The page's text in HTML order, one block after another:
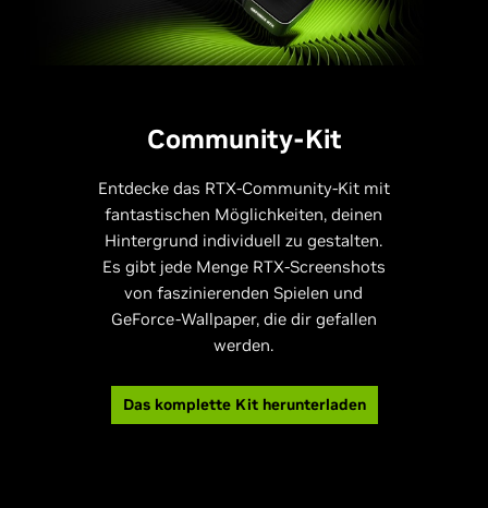
Community-Kit
Entdecke das RTX-Community-Kit mit
fantastischen Möglichkeiten, deinen
Hintergrund individuell zu gestalten.
Es gibt jede Menge RTX-Screenshots
von faszinierenden Spielen und
GeForce-Wallpaper, die dir gefallen
werden.
Das komplette Kit herunterladen